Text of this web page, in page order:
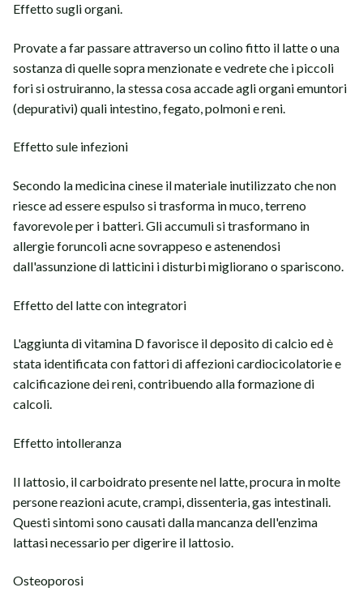
Effetto sugli organi.
Provate a far passare attraverso un colino fitto il latte o una
sostanza di quelle sopra menzionate e vedrete che i piccoli
fori si ostruiranno, la stessa cosa accade agli organi emuntori
(depurativi) quali intestino, fegato, polmoni e reni.
Effetto sule infezioni
Secondo la medicina cinese il materiale inutilizzato che non
riesce ad essere espulso si trasforma in muco, terreno
favorevole per i batteri. Gli accumuli si trasformano in
allergie foruncoli acne sovrappeso e astenendosi
dall'assunzione di latticini i disturbi migliorano o spariscono.
Effetto del latte con integratori
L'aggiunta di vitamina D favorisce il deposito di calcio ed è
stata identificata con fattori di affezioni cardiocicolatorie e
calcificazione dei reni, contribuendo alla formazione di
calcoli.
Effetto intolleranza
Il lattosio, il carboidrato presente nel latte, procura in molte
persone reazioni acute, crampi, dissenteria, gas intestinali.
Questi sintomi sono causati dalla mancanza dell'enzima
lattasi necessario per digerire il lattosio.
Osteoporosi